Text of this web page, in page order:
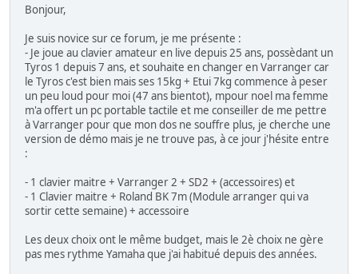
Bonjour,
Je suis novice sur ce forum, je me présente :
- Je joue au clavier amateur en live depuis 25 ans, possèdant un
Tyros 1 depuis 7 ans, et souhaite en changer en Varranger car
le Tyros c'est bien mais ses 15kg + Etui 7kg commence à peser
un peu loud pour moi (47 ans bientot), mpour noel ma femme
m'a offert un pc portable tactile et me conseiller de me pettre
à Varranger pour que mon dos ne souffre plus, je cherche une
version de démo mais je ne trouve pas, à ce jour j'hésite entre
:
- 1 clavier maitre + Varranger 2 + SD2 + (accessoires) et
- 1 Clavier maitre + Roland BK 7m (Module arranger qui va
sortir cette semaine) + accessoire
Les deux choix ont le même budget, mais le 2è choix ne gère
pas mes rythme Yamaha que j'ai habitué depuis des années.